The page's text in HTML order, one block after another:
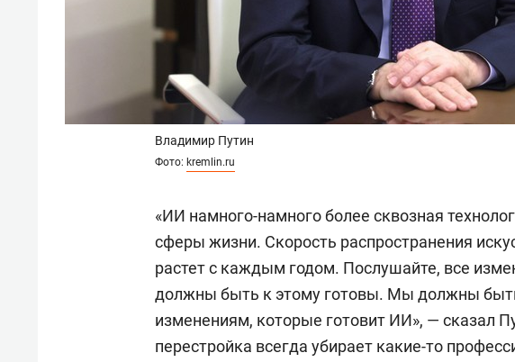
Владимир Путин
Фото: kremlin.ru
«ИИ намного-намного более сквозная
сферы жизни. Скорость распространения
растет с каждым годом. Послушайте, все
должны быть к этому готовы. Мы должны
изменениям, которые готовит ИИ», — сказал
перестройка всегда убирает какие-то